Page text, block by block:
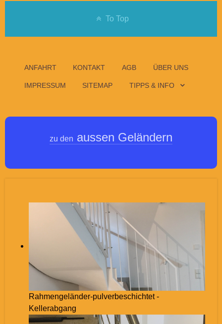
To Top
ANFAHRT KONTAKT AGB ÜBER UNS
IMPRESSUM SITEMAP TIPPS & INFO
zu den aussen Geländern
Rahmengeländer-pulverbeschichtet -
Kellerabgang